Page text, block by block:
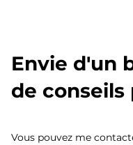
Envie d'un
de conseils
Vous pouvez me